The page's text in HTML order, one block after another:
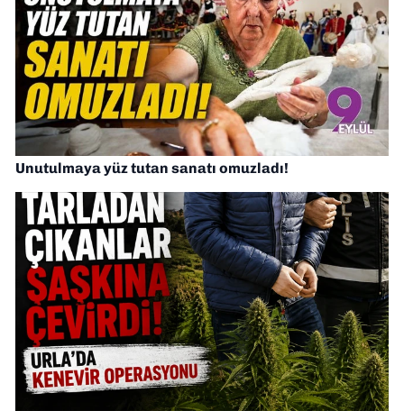
Unutulmaya yüz tutan sanatı omuzladı!